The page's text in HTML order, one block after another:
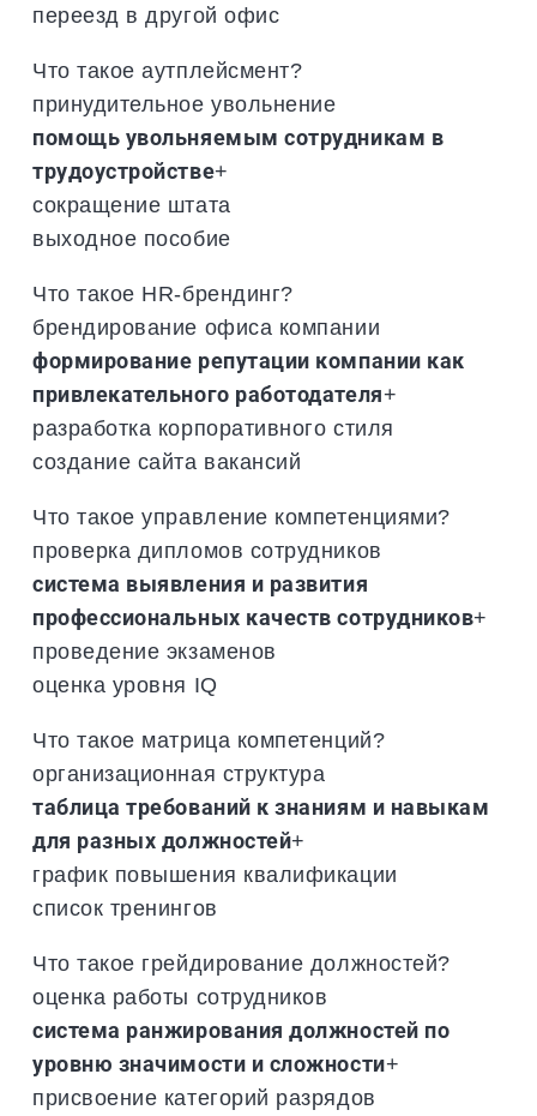
переезд в другой офис
Что такое аутплейсмент?
принудительное увольнение
помощь увольняемым сотрудникам в
трудоустройстве+
сокращение штата
выходное пособие
Что такое HR-брендинг?
брендирование офиса компании
формирование репутации компании как
привлекательного работодателя+
разработка корпоративного стиля
создание сайта вакансий
Что такое управление компетенциями?
проверка дипломов сотрудников
система выявления и развития
профессиональных качеств сотрудников+
проведение экзаменов
оценка уровня IQ
Что такое матрица компетенций?
организационная структура
таблица требований к знаниям и навыкам
для разных должностей+
график повышения квалификации
список тренингов
Что такое грейдирование должностей?
оценка работы сотрудников
система ранжирования должностей по
уровню значимости и сложности+
присвоение категорий разрядов